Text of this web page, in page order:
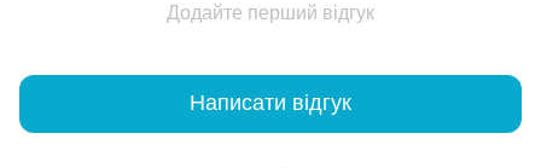
Додайте перший відгук
Написати відгук